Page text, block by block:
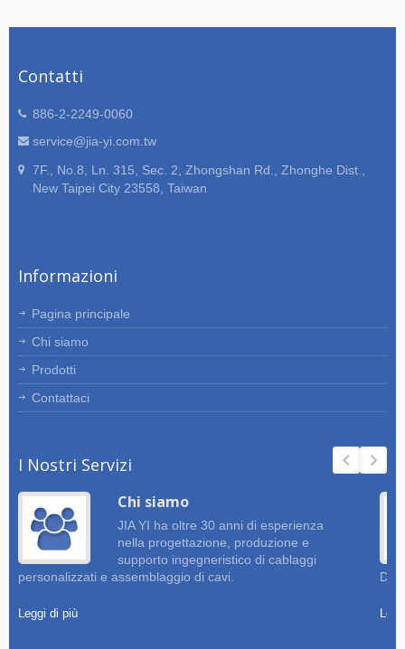
Contatti
886-2-2249-0060
service@jia-yi.com.tw
7F., No.8, Ln. 315, Sec. 2, Zhongshan Rd., Zhonghe Dist.,
New Taipei City 23558, Taiwan
Informazioni
Pagina principale
Chi siamo
Prodotti
Contattaci
I Nostri Servizi
Chi siamo
JIA YI ha oltre 30 anni di esperienza
nella progettazione, produzione e
supporto ingegneristico di cablaggi
personalizzati e assemblaggio di cavi.
Leggi di più